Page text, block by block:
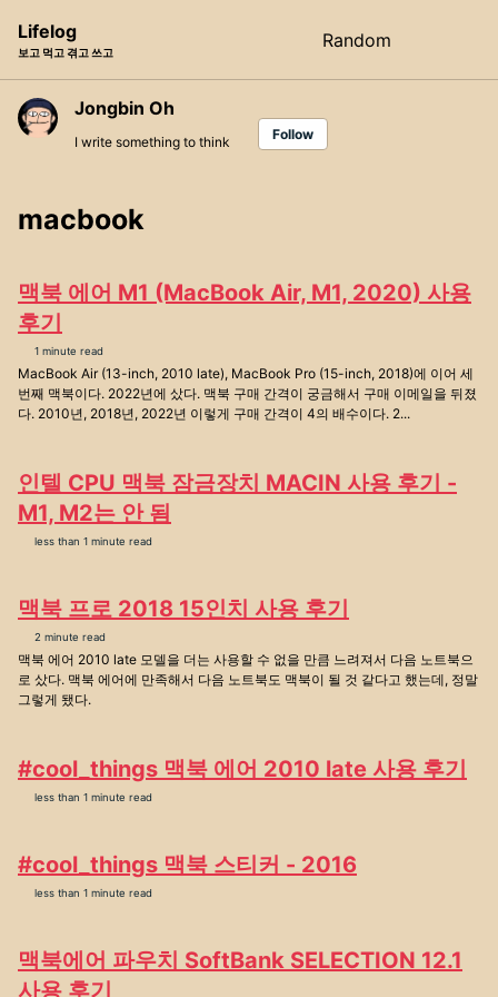
navigation
Lifelog
보고 먹고 겪고 쓰고
Random
Jongbin Oh
I write something to think Follow
macbook
맥북 에어 M1 (MacBook Air, M1, 2020) 사용
후기
1 minute read
MacBook Air (13-inch, 2010 late), MacBook Pro (15-inch, 2018)에 이어 세
번째 맥북이다. 2022년에 샀다. 맥북 구매 간격이 궁금해서 구매 이메일을 뒤졌
다. 2010년, 2018년, 2022년 이렇게 구매 간격이 4의 배수이다. 2...
인텔 CPU 맥북 잠금장치 MACIN 사용 후기 -
M1, M2는 안 됨
less than 1 minute read
맥북 프로 2018 15인치 사용 후기
2 minute read
맥북 에어 2010 late 모델을 더는 사용할 수 없을 만큼 느려져서 다음 노트북으
로 샀다. 맥북 에어에 만족해서 다음 노트북도 맥북이 될 것 같다고 했는데, 정말
그렇게 됐다.
#cool_things 맥북 에어 2010 late 사용 후기
less than 1 minute read
#cool_things 맥북 스티커 - 2016
less than 1 minute read
맥북에어 파우치 SoftBank SELECTION 12.1
사용 후기